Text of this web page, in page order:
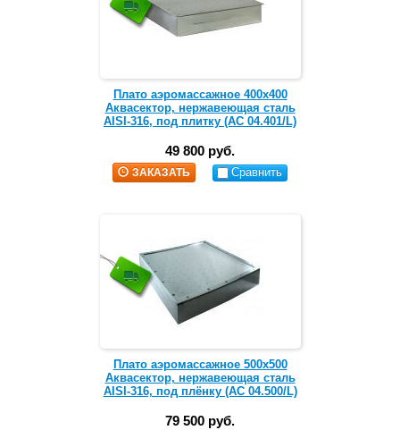
Плато аэромассажное 400х400
Аквасектор, нержавеющая сталь
AISI-316, под плитку (АС 04.401/L)
49 800 руб.
ЗАКАЗАТЬ Сравнить
Плато аэромассажное 500х500
Аквасектор, нержавеющая сталь
AISI-316, под плёнку (АС 04.500/L)
79 500 руб.